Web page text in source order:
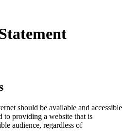
should be available and accessible
to providing a website that is
audience, regardless of